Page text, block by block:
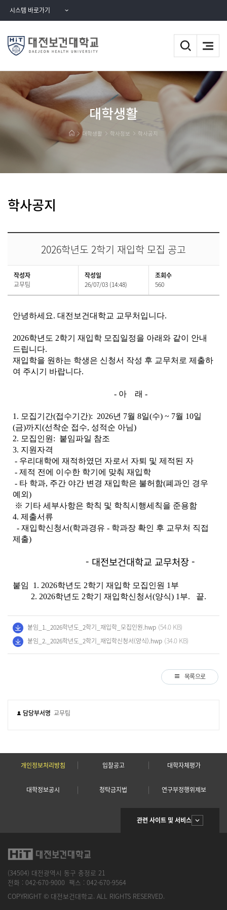
시스템 바로가기
대학생활
대학생활 학사정보 학사공지
학사공지
2026학년도 2학기 재입학 모집 공고
작성자
교무팀
작성일
26/07/03 (14:48)
조회수
560
안녕하세요. 대전보건대학교 교무처입니다.
2026학년도 2학기 재입학 모집일정을 아래와 같이 안내
드립니다.
재입학을 원하는 학생은 신청서 작성 후 교무처로 제출하
여 주시기 바랍니다.
- 아 래 -
1. 모집기간(접수기간): 2026년 7월 8일(수) ~ 7월 10일
(금)까지(선착순 접수, 성적순 아님)
2. 모집인원: 붙임파일 참조
3. 지원자격
- 우리대학에 재적하였던 자로서 자퇴 및 제적된 자
- 제적 전에 이수한 학기에 맞춰 재입학
- 타 학과, 주간 야간 변경 재입학은 불허함(폐과인 경우
예외)
※ 기타 세부사항은 학칙 및 학칙시행세칙을 준용함
4. 제출서류
- 재입학신청서(학과경유 - 학과장 확인 후 교무처 직접
제출)
- 대전보건대학교 교무처장 -
붙임 1. 2026학년도 2학기 재입학 모집인원 1부
2. 2026학년도 2학기 재입학신청서(양식) 1부. 끝.
붙임_1._2026학년도_2학기_재입학_모집인원.hwp (54.0 KB)
붙임_2._2026학년도_2학기_재입학신청서(양식).hwp (34.0 KB)
목록으로
담당부서명 교무팀
개인정보처리방침 입찰공고 대학자체평가
대학정보공시 청탁금지법 연구부정행위제보
관련 사이트 및 서비스
(34504) 대전광역시 동구 충정로 21
전화 : 042-670-9000 팩스 : 042-670-9564
COPYRIGHT © 대전보건대학교. ALL RIGHTS RESERVED.